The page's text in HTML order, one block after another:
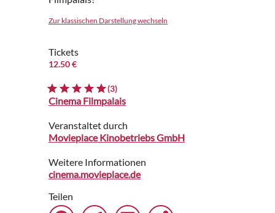
Zur klassischen Darstellung wechseln
Tickets
12.50 €
(3)
Cinema Filmpalais
Veranstaltet durch
Movieplace Kinobetriebs GmbH
Weitere Informationen
cinema.movieplace.de
Teilen